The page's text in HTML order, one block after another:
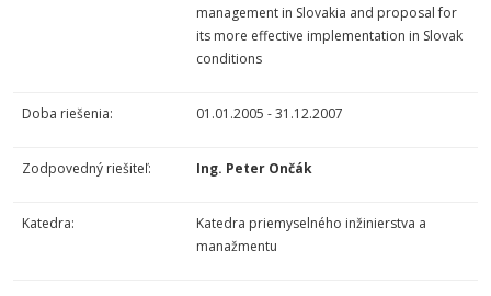
management in Slovakia and proposal for
its more effective implementation in Slovak
conditions
Doba riešenia: 01.01.2005 - 31.12.2007
Zodpovedný riešiteľ: Ing. Peter Ončák
Katedra:
Katedra priemyselného inžinierstva a
manažmentu